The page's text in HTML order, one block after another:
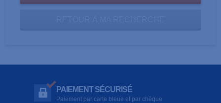
PAIEMENT SÉCURISÉ
Paiement par carte bleue et par chèque